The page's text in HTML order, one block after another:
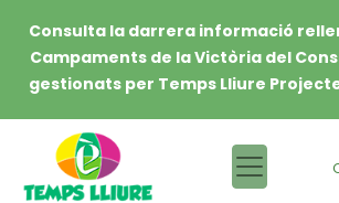
Consulta la darrera informació
Campaments de la Victòria del
gestionats per Temps Lliure